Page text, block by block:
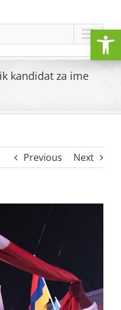
kandidat za ime
Previous Next